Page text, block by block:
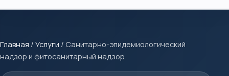
Главная / Услуги / Санитарно-эпидемиологический
надзор и фитосанитарный надзор